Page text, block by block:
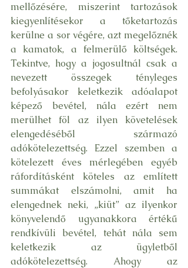
mellőzésére, miszerint tartozások
kiegyenlítésekor a tőketartozás
kerülne a sor végére, azt megelőznék
a kamatok, a felmerülő költségek.
Tekintve, hogy a jogosultnál csak a
nevezett összegek tényleges
befolyásakor keletkezik adóalapot
képező bevétel, nála ezért nem
merülhet föl az ilyen követelések
elengedéséből származó
adókötelezettség. Ezzel szemben a
kötelezett éves mérlegében egyéb
ráfordításként köteles az említett
summákat elszámolni, amit ha
elengednek neki, „kiüt” az ilyenkor
könyvelendő ugyanakkora értékű
rendkívüli bevétel, tehát nála sem
keletkezik az ügyletből
adókötelezettség. Ahogy az